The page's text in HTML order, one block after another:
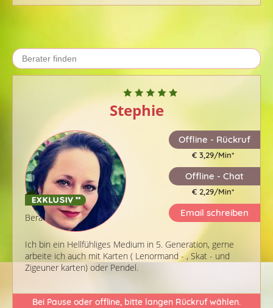
Stephie
Berater-ID: 143
Ich bin ein Hellfühliges Medium in 5. Generation, gerne
arbeite ich auch mit Karten ( Lenormand - , Skat - und
Zigeuner karten) oder Pendel.
Offline - Rückruf
€ 3,29/Min*
Offline - Chat
€ 2,29/Min*
Email schreiben
Bei Pause oder offline, bitte langen Rückruf wählen.